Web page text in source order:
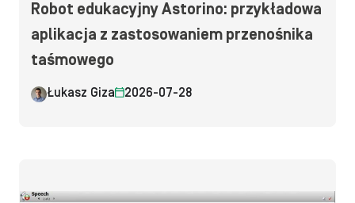
Robot edukacyjny Astorino: przykładowa
aplikacja z zastosowaniem przenośnika
taśmowego
Łukasz Giza 2026-07-28